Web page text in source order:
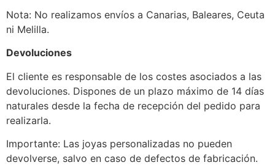
Nota: No realizamos envíos a Canarias, Baleares, Ceuta
ni Melilla.
Devoluciones
El cliente es responsable de los costes asociados a las
devoluciones. Dispones de un plazo máximo de 14 días
naturales desde la fecha de recepción del pedido para
realizarla.
Importante: Las joyas personalizadas no pueden
devolverse, salvo en caso de defectos de fabricación.